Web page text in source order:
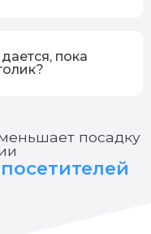
пока
посадку